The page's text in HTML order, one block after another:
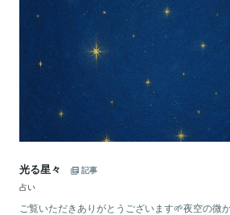
光る星々
記事
占い
ご覧いただきありがとうございます🌱夜空の微